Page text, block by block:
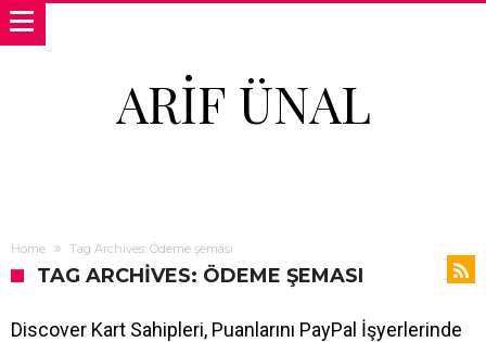
ARIF ÜNAL
Home Tag Archives: Ödeme şeması
TAG ARCHIVES: ÖDEME ŞEMASI
Discover Kart Sahipleri, Puanlarını PayPal İşyerlerinde